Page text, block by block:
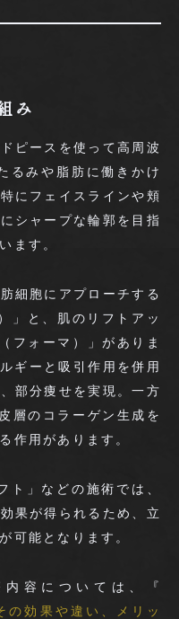
み
ピースを使って高周波
るみや脂肪に働きかけ
にフェイスラインや頬
シャープな輪郭を目指
ます。
細胞にアプローチする
」と、肌のリフトアッ
フォーマ）」がありま
ギーと吸引作用を併用
部分痩せを実現。一方
層のコラーゲン生成を
作用があります。
ト」などの施術では、
果が得られるため、立
可能となります。
容については、『
の効果や違い、メリッ